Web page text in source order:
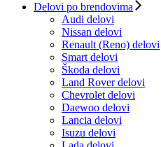
Delovi po brendovima
Audi delovi
Nissan delovi
Renault (Reno) delovi
Smart delovi
Škoda delovi
Land Rover delovi
Chevrolet delovi
Daewoo delovi
Lancia delovi
Isuzu delovi